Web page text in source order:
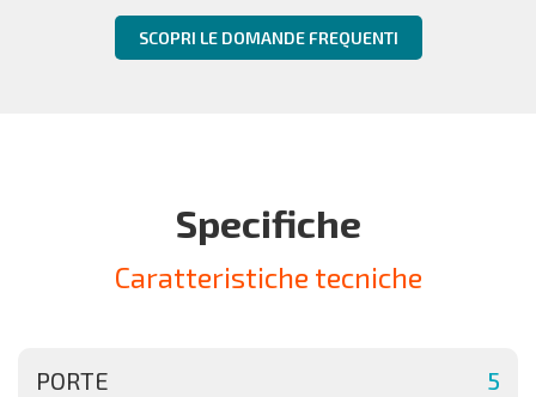
SCOPRI LE DOMANDE FREQUENTI
Specifiche
Caratteristiche tecniche
PORTE 5